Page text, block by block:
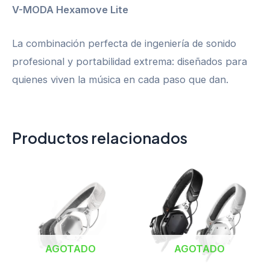
V-MODA Hexamove Lite
La combinación perfecta de ingeniería de sonido
profesional y portabilidad extrema: diseñados para
quienes viven la música en cada paso que dan.
Productos relacionados
AGOTADO AGOTADO